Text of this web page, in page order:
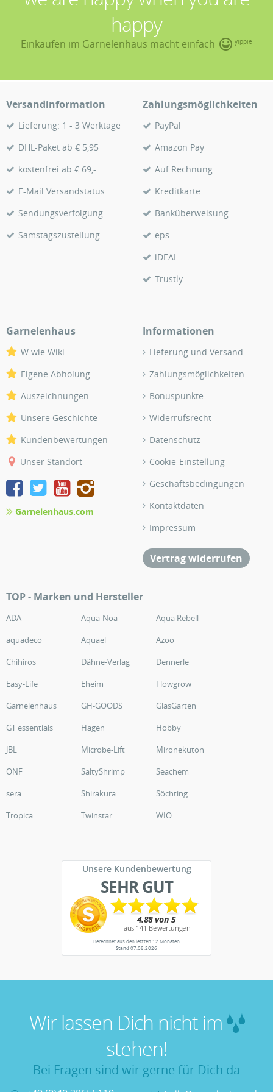
happy
Einkaufen im Garnelenhaus macht einfach yippie
Versandinformation
Lieferung: 1 - 3 Werktage
DHL-Paket ab € 5,95
kostenfrei ab € 69,-
E-Mail Versandstatus
Sendungsverfolgung
Samstagszustellung
Zahlungsmöglichkeiten
PayPal
Amazon Pay
Auf Rechnung
Kreditkarte
Banküberweisung
eps
iDEAL
Trustly
Garnelenhaus
W wie Wiki
Eigene Abholung
Auszeichnungen
Unsere Geschichte
Kundenbewertungen
Unser Standort
Garnelenhaus.com
Informationen
Lieferung und Versand
Zahlungsmöglichkeiten
Bonuspunkte
Widerrufsrecht
Datenschutz
Cookie-Einstellung
Geschäftsbedingungen
Kontaktdaten
Impressum
Vertrag widerrufen
TOP - Marken und Hersteller
ADA Aqua-Noa
Aqua Rebell
aquadeco
Aquael
Azoo
Chihiros
Dähne-Verlag
Dennerle
Easy-Life
Eheim
Flowgrow
Garnelenhaus
GH-GOODS
GlasGarten
GT essentials
Hagen
Hobby
JBL
Microbe-Lift
Mironekuton
ONF
SaltyShrimp
Seachem
sera
Shirakura
Söchting
Tropica
Twinstar WIO
Unsere Kundenbewertung
SEHR GUT
Berechnet aus den letzten 12 Monaten
Stand07.08.2026
Wir lassen Dich nicht im
stehen!
Bei Fragen sind wir gerne für Dich da